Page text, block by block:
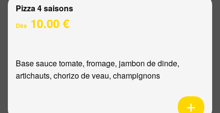
Pizza 4 saisons
Dès 10.00 €
Base sauce tomate, fromage, jambon de dinde,
artichauts, chorizo de veau, champignons